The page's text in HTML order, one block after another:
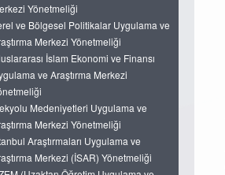
Yönetmeliği
ve Bölgesel Politikalar Uygulama ve
Merkezi Yönetmeliği
İslam Ekonomi ve Finansı
ve Araştırma Merkezi
Medeniyetleri Uygulama ve
Merkezi Yönetmeliği
Araştırmaları Uygulama ve
Merkezi (İSAR) Yönetmeliği